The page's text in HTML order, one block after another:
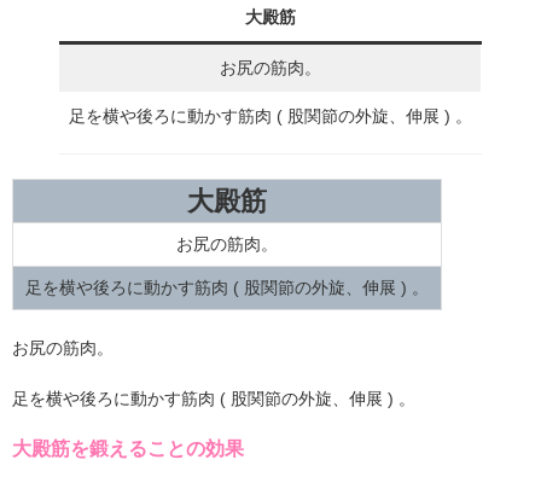
大殿筋
お尻の筋肉。
足を横や後ろに動かす筋肉 ( 股関節の外旋、伸展 ) 。
大殿筋
お尻の筋肉。
足を横や後ろに動かす筋肉 ( 股関節の外旋、伸展 ) 。
お尻の筋肉。
足を横や後ろに動かす筋肉 ( 股関節の外旋、伸展 ) 。
大殿筋を鍛えることの効果